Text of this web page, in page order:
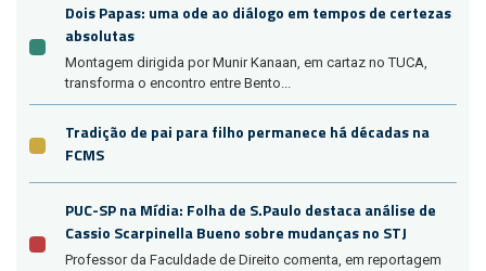
Dois Papas: uma ode ao diálogo em tempos de certezas
absolutas
Montagem dirigida por Munir Kanaan, em cartaz no TUCA,
transforma o encontro entre Bento...
Tradição de pai para filho permanece há décadas na
FCMS
PUC-SP na Mídia: Folha de S.Paulo destaca análise de
Cassio Scarpinella Bueno sobre mudanças no STJ
Professor da Faculdade de Direito comenta, em reportagem